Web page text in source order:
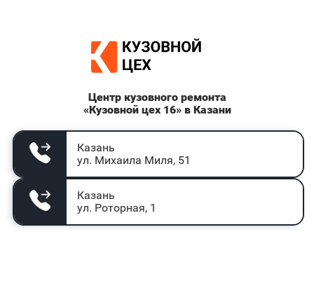
Центр кузовного ремонта
«Кузовной цех 16» в Казани
Казань
ул. Михаила Миля, 51
Казань
ул. Роторная, 1